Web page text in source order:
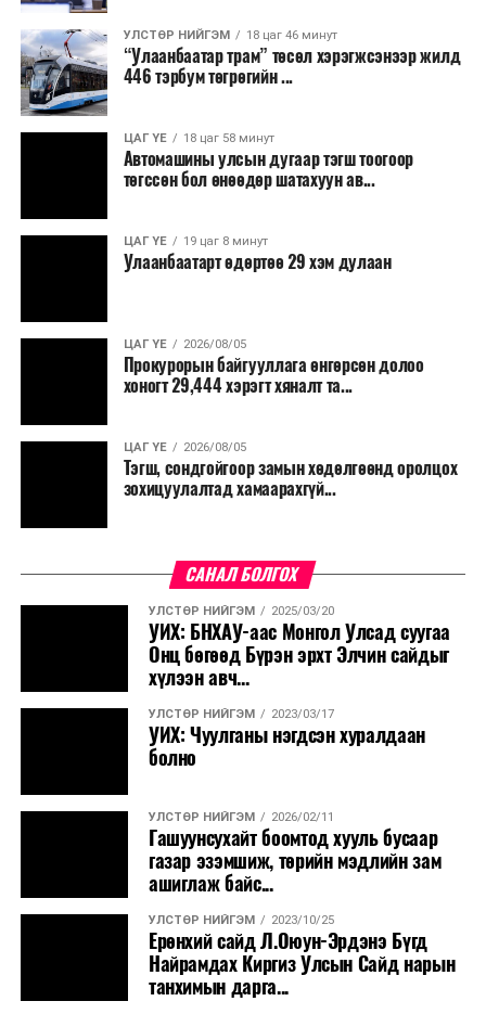
8,238.6 төгрөг, жилд 1.7 сая гаруй төгрөгийн
шатахууны зардлыг зөвхөн түгжрэлд алддаг аж.
“Улаанбаатар трам” төсөл хэрэгжиж, авто замын
ачаалал буурснаар трассын дагуух автомашинуудын
шатахууны хэмнэлт жилд 446 тэрбум төгрөгт хүрэх
боломжтой гэсэн тооцоог техник, эдийн засгийн
үндэслэлд тусгажээ.
Төсөл хэрэгжсэнээр иргэдийн зорчих хугацаа
богиносож, түгжрэлээс үүдэлтэй эдийн засгийн
тогтолцоо бүрдэх ач холбогдолтой юм.
УЛСТӨР НИЙГЭМ 18 цаг 46 минут
“Улаанбаатар трам” төсөл хэрэгжсэнээр жилд
446 тэрбум төгрөгийн ...
ЦАГ ҮЕ 18 цаг 58 минут
Автомашины улсын дугаар тэгш тоогоор
төгссөн бол өнөөдөр шатахуун ав...
ЦАГ ҮЕ 19 цаг 8 минут
Улаанбаатарт өдөртөө 29 хэм дулаан
ЦАГ ҮЕ 2026/08/05
Прокурорын байгууллага өнгөрсөн долоо
хоногт 29,444 хэрэгт хяналт та...
ЦАГ ҮЕ 2026/08/05
Тэгш, сондгойгоор замын хөдөлгөөнд оролцох
зохицуулалтад хамаарахгүй...
САНАЛ БОЛГОХ
УЛСТӨР НИЙГЭМ 2025/03/20
УИХ: БНХАУ-аас Монгол Улсад суугаа
Онц бөгөөд Бүрэн эрхт Элчин сайдыг
хүлээн авч...
УЛСТӨР НИЙГЭМ 2023/03/17
УИХ: Чуулганы нэгдсэн хуралдаан
болно
УЛСТӨР НИЙГЭМ 2026/02/11
Гашуунсухайт боомтод хууль бусаар
газар эзэмшиж, төрийн мэдлийн зам
ашиглаж байс...
УЛСТӨР НИЙГЭМ 2023/10/25
Ерөнхий сайд Л.Оюун-Эрдэнэ Бүгд
Найрамдах Киргиз Улсын Сайд нарын
танхимын дарга...